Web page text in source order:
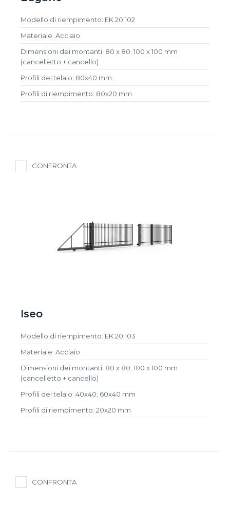
Modello di riempimento: EK.20.102
Materiale: Acciaio
Dimensioni dei montanti: 80 x 80; 100 x 100 mm
(cancelletto + cancello)
Profili del telaio: 80x40 mm
Profili di riempimento: 80x20 mm
CONFRONTA
Iseo
Modello di riempimento: EK.20.103
Materiale: Acciaio
Dimensioni dei montanti: 80 x 80; 100 x 100 mm
(cancelletto + cancello)
Profili del telaio: 40x40; 60x40 mm
Profili di riempimento: 20x20 mm
CONFRONTA